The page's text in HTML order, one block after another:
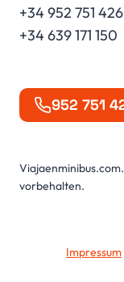
+34 952 751 426
+34 639 171 150
952 751
vorbehalten.
Impressum